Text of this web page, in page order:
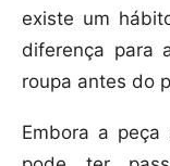
existe um
diferença para
roupa antes do
Embora a